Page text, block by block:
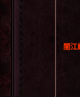
闇江